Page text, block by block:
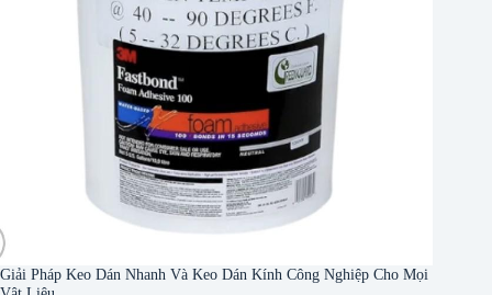
Giải Pháp Keo Dán Nhanh Và Keo Dán Kính Công Nghiệp Cho Mọi